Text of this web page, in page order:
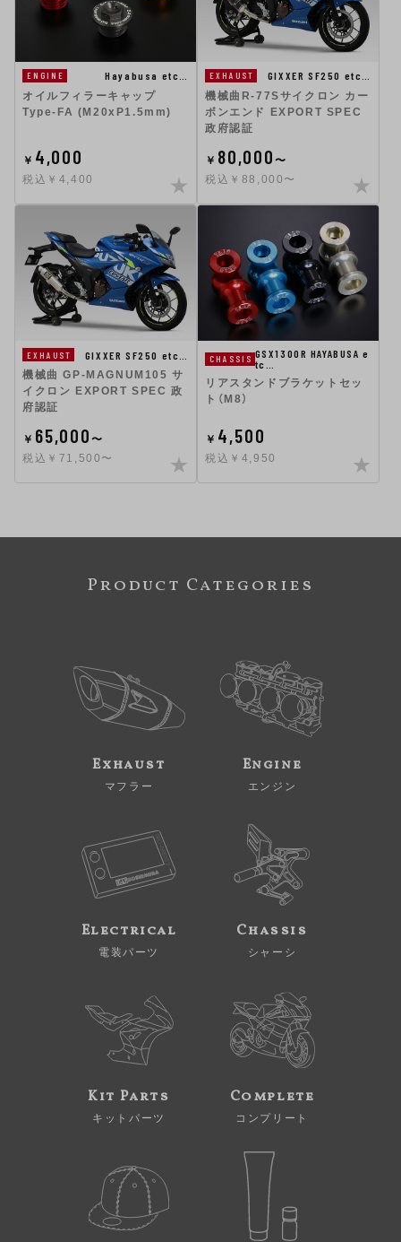
ENGINE
Hayabusa etc…
オイルフィラーキャップ
Type-FA (M20xP1.5mm)
￥ 4,000
税込￥4,400
EXHAUST
GIXXER SF250 etc…
機械曲R-77Sサイクロン カー
ボンエンド EXPORT SPEC
政府認証
￥ 80,000〜
税込￥88,000〜
EXHAUST
GIXXER SF250 etc…
機械曲 GP-MAGNUM105 サ
イクロン EXPORT SPEC 政
府認証
￥ 65,000〜
税込￥71,500〜
CHASSIS GSX1300R HAYABUSA e
tc…
リアスタンドブラケットセッ
ト（M8）
￥ 4,500
税込￥4,950
Product Categories
Exhaust
マフラー
Engine
エンジン
Electrical
電装パーツ
Chassis
シャーシ
Kit Parts
キットパーツ
Complete
コンプリート